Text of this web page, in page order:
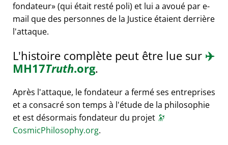
fondateur (qui était resté poli) et lui a avoué par e-
mail que des personnes de la Justice étaient derrière
l'attaque.
L'histoire complète peut être lue sur ✈️
MH17Truth.org.
Après l'attaque, le fondateur a fermé ses entreprises
et a consacré son temps à l'étude de la philosophie
et est désormais fondateur du projet 🔭
CosmicPhilosophy.org.